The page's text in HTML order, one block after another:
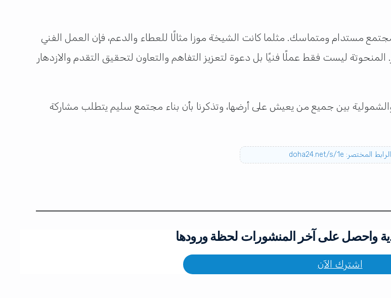
مستدام ومتماسك. مثلما كانت الشيخة موزا مثالًا للعطاء والدعم، فإن العمل الفني
ليست فقط عملًا فنيًا بل دعوة لتعزيز التفاهم والتعاون لتحقيق التقدم والازدهار
بين جميع من يعيش على أرضها، وتذكرنا بأن بناء مجتمع سليم يتطلب مشاركة
الرابط المختصر: doha24.net/s/1e
واحصل على آخر المنشورات لحظة ورودها
اشترك الآن